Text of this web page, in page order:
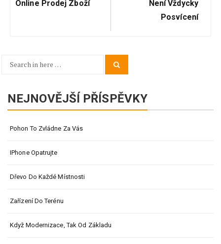
příspěvek
Online Prodej Zboží
Post:
Není Vždycky
Posvícení
Search
NEJNOVĚJŠÍ PŘÍSPĚVKY
Pohon To Zvládne Za Vás
IPhone Opatrujte
Dřevo Do Každé Místnosti
Zařízení Do Terénu
Když Modernizace, Tak Od Základu